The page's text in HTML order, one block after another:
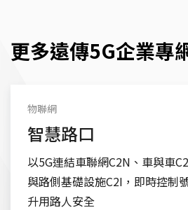
更多遠傳5G企業專
物聯網
智慧路口
以5G連結車聯網C2N、車與車
與路側基礎設施C2I，即時控制
升用路人安全